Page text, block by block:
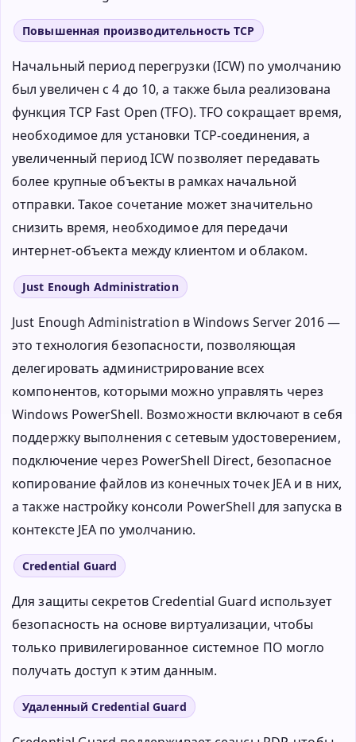
Повышенная производительность TCP
Начальный период перегрузки (ICW) по умолчанию
был увеличен с 4 до 10, а также была реализована
функция TCP Fast Open (TFO). TFO сокращает время,
необходимое для установки TCP-соединения, а
увеличенный период ICW позволяет передавать
более крупные объекты в рамках начальной
отправки. Такое сочетание может значительно
снизить время, необходимое для передачи
интернет-объекта между клиентом и облаком.
Just Enough Administration
Just Enough Administration в Windows Server 2016 —
это технология безопасности, позволяющая
делегировать администрирование всех
компонентов, которыми можно управлять через
Windows PowerShell. Возможности включают в себя
поддержку выполнения с сетевым удостоверением,
подключение через PowerShell Direct, безопасное
копирование файлов из конечных точек JEA и в них,
а также настройку консоли PowerShell для запуска в
контексте JEA по умолчанию.
Credential Guard
Для защиты секретов Credential Guard использует
безопасность на основе виртуализации, чтобы
только привилегированное системное ПО могло
получать доступ к этим данным.
Удаленный Credential Guard